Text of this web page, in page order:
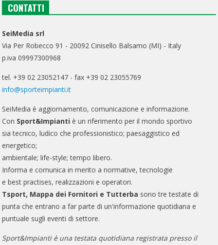
CONTATTI
SeiMedia srl
Via Per Robecco 91 - 20092 Cinisello Balsamo (MI) - Italy
p.iva 09997300968
tel. +39 02 23052147 - fax +39 02 23055769
info@sporteimpianti.it
SeiMedia è aggiornamento, comunicazione e informazione.
Con Sport&Impianti è un riferimento per il mondo sportivo
sia tecnico, ludico che professionistico; paesaggistico ed
energetico;
ambientale; life-style; tempo libero.
Informa e comunica in merito a normative, tecnologie
e best practises, realizzazioni e operatori.
Tsport, Mappa dei Fornitori e Tutterba sono tre testate di
punta che entrano a far parte di un'informazione quotidiana e
puntuale sugli eventi di settore.
Sport&Impianti è una testata quotidiana registrata presso il